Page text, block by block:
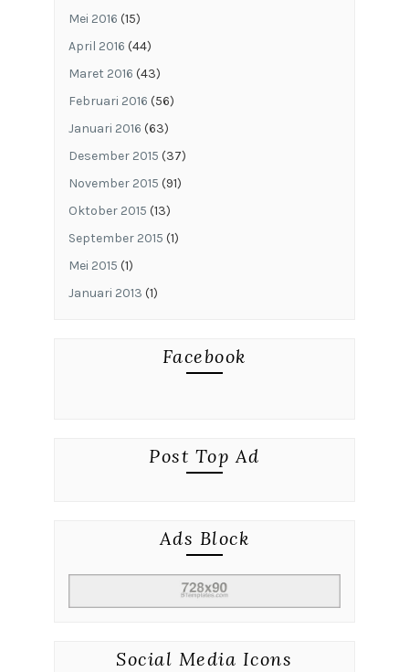
Mei 2016 (15)
April 2016 (44)
Maret 2016 (43)
Februari 2016 (56)
Januari 2016 (63)
Desember 2015 (37)
November 2015 (91)
Oktober 2015 (13)
September 2015 (1)
Mei 2015 (1)
Januari 2013 (1)
Facebook
Post Top Ad
Ads Block
Social Media Icons